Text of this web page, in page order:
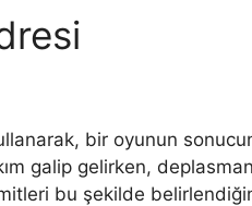
bir oyunun
galip gelirken,
bu şekilde